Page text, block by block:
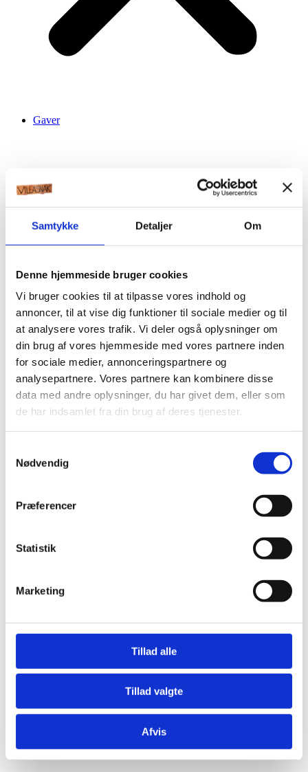
Samtykke Detaljer Om
Denne hjemmeside bruger cookies
Vi bruger cookies til at tilpasse vores indhold og
annoncer, til at vise dig funktioner til sociale medier og til
at analysere vores trafik. Vi deler også oplysninger om
din brug af vores hjemmeside med vores partnere inden
for sociale medier, annonceringspartnere og
analysepartnere. Vores partnere kan kombinere disse
data med andre oplysninger, du har givet dem, eller som
de har indsamlet fra din brug af deres tjenester.
Nødvendig
Præferencer
Statistik
Marketing
Tillad alle
Tillad valgte
Afvis
Gaver
Krystaller